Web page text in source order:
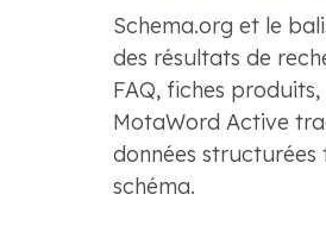
Schema.org et le
des résultats de
FAQ, fiches
MotaWord Active
données
schéma.